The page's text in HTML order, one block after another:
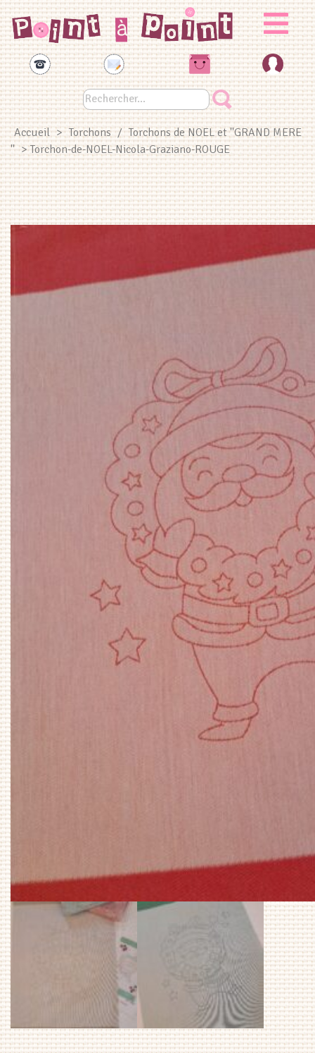
Accueil > Torchons / Torchons de NOEL et ''GRAND MERE
'' > Torchon-de-NOEL-Nicola-Graziano-ROUGE
Panneau de gestion des cookies